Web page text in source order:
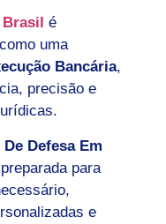
é
uma
Bancária,
precisão e
Defesa Em
para
e